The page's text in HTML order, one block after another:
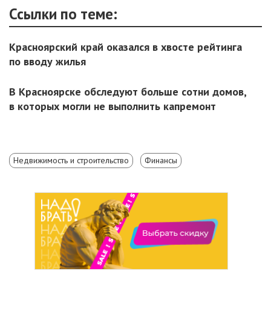
Ссылки по теме:
Красноярский край оказался в хвосте рейтинга
по вводу жилья
В Красноярске обследуют больше сотни домов,
в которых могли не выполнить капремонт
Недвижимость и строительство Финансы